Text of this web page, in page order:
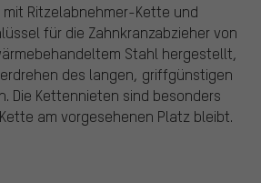
mit Ritzelabnehmer-Kette und
für die Zahnkranzabzieher von
Stahl hergestellt,
des langen, griffgünstigen
Die Kettennieten sind besonders
am vorgesehenen Platz bleibt.